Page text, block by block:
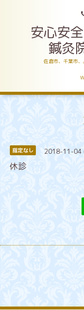
安心安
鍼灸
佐倉市、千葉市
指定なし 2018-11-04
休診